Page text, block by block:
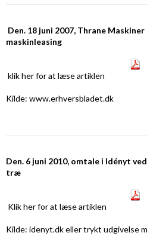
Den. 18 juni 2007, Thrane
maskinleasing
klik herfor at læse artiklen
Kilde: www.erhversbladet.dk
Den. 6 juni 2010, omtale i Idényt
træ
Klik herfor at læse artiklen
Kilde: idenyt.dk eller trykt udgivelse